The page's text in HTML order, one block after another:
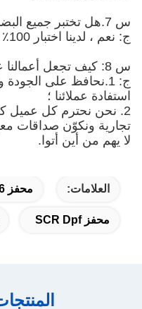
س 7.هل تختبر جميع البضائع الخاصة بك قبل التسليم؟
ج: نعم ، لدينا اختبار 100٪ قبل التسليم
س 8: كيف تجعل أعمالنا علاقة جيدة وطويلة الأمد؟
ج: 1.نحافظ على الجودة
استفادة عملائنا ؛
2. نحن نحترم كل عميل
تجارية ونكوّن صداقات
لا يهم من أين أتوا.
العلامات: محفز DPF EU5 EU6
محفز SCR Dpf